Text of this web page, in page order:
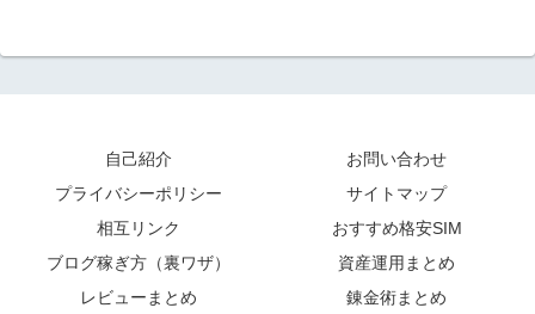
自己紹介
お問い合わせ
プライバシーポリシー
サイトマップ
相互リンク
おすすめ格安SIM
ブログ稼ぎ方（裏ワザ）
資産運用まとめ
レビューまとめ
錬金術まとめ